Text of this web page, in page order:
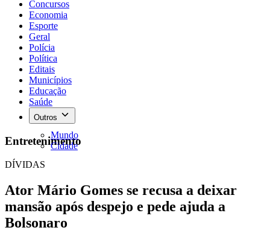
Concursos
Economia
Esporte
Geral
Polícia
Política
Editais
Municípios
Educação
Saúde
Outros
Mundo
Cidade
Entretenimento
DÍVIDAS
Ator Mário Gomes se recusa a deixar
mansão após despejo e pede ajuda a
Bolsonaro